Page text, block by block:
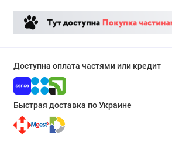
Доступна оплата частями или кредит
Быстрая доставка по Украине